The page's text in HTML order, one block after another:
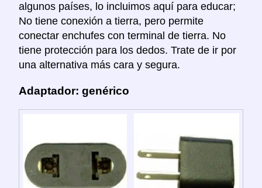
algunos países, lo incluimos aquí para educar;
No tiene conexión a tierra, pero permite
conectar enchufes con terminal de tierra. No
tiene protección para los dedos. Trate de ir por
una alternativa más cara y segura.
Adaptador: genérico